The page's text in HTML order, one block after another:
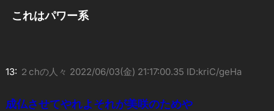
これはパワー系
13: ２chの人々 2022/06/03(金) 21:17:00.35 ID:kriC/geHa
成仏させてやれよそれが美咲のためや